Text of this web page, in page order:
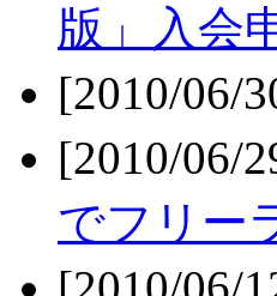
版」入会
[2010/06/
[2010/06/
でフリー